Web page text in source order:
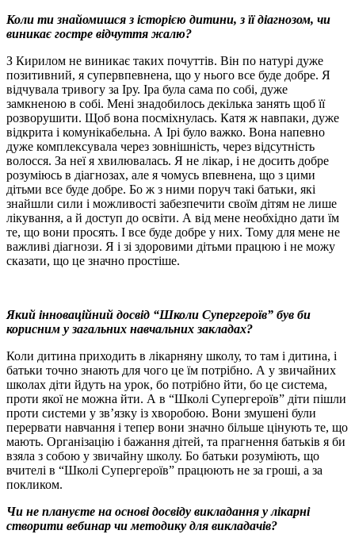
Коли ти знайомишся з історією дитини, з її діагнозом, чи
виникає гостре відчуття жалю?
З Кирилом не виникає таких почуттів. Він по натурі дуже
позитивний, я супервпевнена, що у нього все буде добре. Я
відчувала тривогу за Іру. Іра була сама по собі, дуже
замкненою в собі. Мені знадобилось декілька занять щоб її
розворушити. Щоб вона посміхнулась. Катя ж навпаки, дуже
відкрита і комунікабельна. А Ірі було важко. Вона напевно
дуже комплексувала через зовнішність, через відсутність
волосся. За неї я хвилювалась. Я не лікар, і не досить добре
розуміюсь в діагнозах, але я чомусь впевнена, що з цими
дітьми все буде добре. Бо ж з ними поруч такі батьки, які
знайшли сили і можливості забезпечити своїм дітям не лише
лікування, а й доступ до освіти. А від мене необхідно дати їм
те, що вони просять. І все буде добре у них. Тому для мене не
важливі діагнози. Я і зі здоровими дітьми працюю і не можу
сказати, що це значно простіше.
Який інноваційний досвід “Школи Супергероїв” був би
корисним у загальних навчальних закладах?
Коли дитина приходить в лікарняну школу, то там і дитина, і
батьки точно знають для чого це їм потрібно. А у звичайних
школах діти йдуть на урок, бо потрібно йти, бо це система,
проти якої не можна йти. А в “Школі Супергероїв” діти пішли
проти системи у зв’язку із хворобою. Вони змушені були
перервати навчання і тепер вони значно більше цінують те, що
мають. Організацію і бажання дітей, та прагнення батьків я би
взяла з собою у звичайну школу. Бо батьки розуміють, що
вчителі в “Школі Супергероїв” працюють не за гроші, а за
покликом.
Чи не плануєте на основі досвіду викладання у лікарні
створити вебинар чи методику для викладачів?